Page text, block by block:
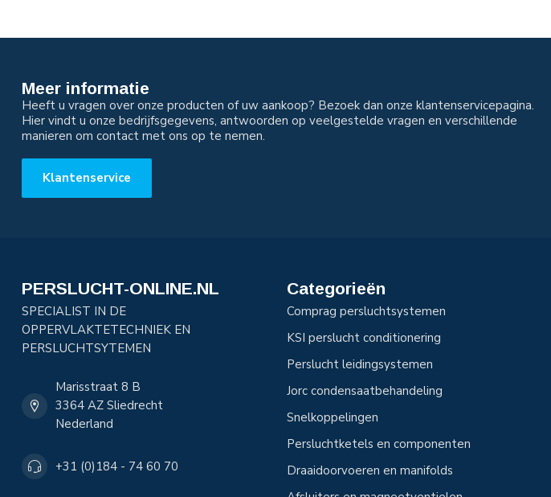
Meer informatie
Heeft u vragen over onze producten of uw aankoop? Bezoek dan onze klantenservicepagina.
Hier vindt u onze bedrijfsgegevens, antwoorden op veelgestelde vragen en verschillende
manieren om contact met ons op te nemen.
Klantenservice
PERSLUCHT-ONLINE.NL
SPECIALIST IN DE
OPPERVLAKTETECHNIEK EN
PERSLUCHTSYTEMEN
Marisstraat 8 B
3364 AZ Sliedrecht
Nederland
+31 (0)184 - 74 60 70
Categorieën
Comprag persluchtsystemen
KSI perslucht conditionering
Perslucht leidingsystemen
Jorc condensaatbehandeling
Snelkoppelingen
Persluchtketels en componenten
Draaidoorvoeren en manifolds